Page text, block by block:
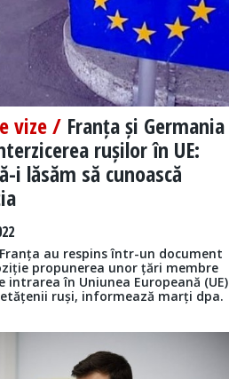
vize / Franța și Germania
rușilor în UE:
i lăsăm să cunoască
au respins într-un document
propunerea unor țări membre
intrarea în Uniunea Europeană (UE)
ruși, informează marți dpa.